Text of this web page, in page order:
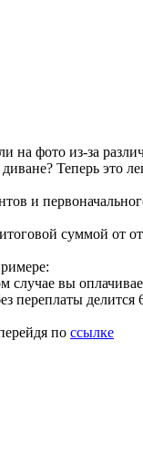
на фото из-за
Теперь это
и
суммой от
вы
переплаты делится
по ссылке